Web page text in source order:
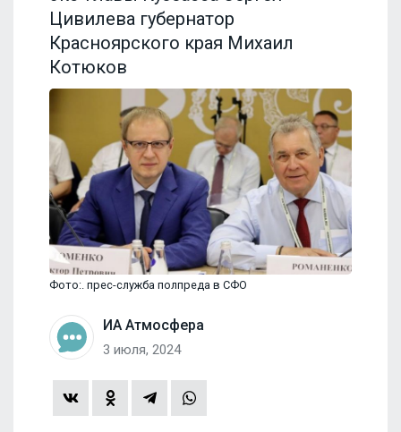
Цивилева губернатор
Красноярского края Михаил
Котюков
Фото:. прес-служба полпреда в СФО
ИА Атмосфера
3 июля, 2024